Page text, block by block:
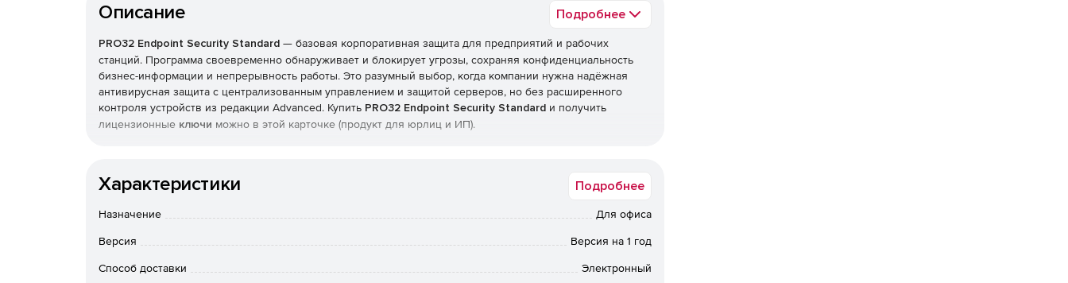
Описание Подробнее
PRO32 Endpoint Security Standard — базовая корпоративная защита для предприятий и рабочих
станций. Программа своевременно обнаруживает и блокирует угрозы, сохраняя конфиденциальность
бизнес-информации и непрерывность работы. Это разумный выбор, когда компании нужна надёжная
антивирусная защита с централизованным управлением и защитой серверов, но без расширенного
контроля устройств из редакции Advanced. Купить PRO32 Endpoint Security Standard и получить
лицензионные ключи можно в этой карточке (продукт для юрлиц и ИП).
Реализована защита от вирусов, шпионских программ, фишинга, руткитов и программ-вымогателей, а
также фильтрация почты и интернет-доступа. Технологии упреждающего обнаружения работают вместе
Брандмауэр и экономичные обновления
Характеристики Подробнее
Назначение Для офиса
Версия Версия на 1 год
Способ доставки Электронный